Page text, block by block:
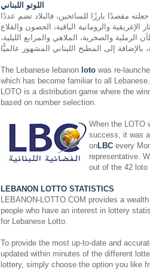
اللوتو اللبناني
مقصدًا بارزًا للسائحين، فالبلاد تضم عددًا
والرومانية الباقية، الحصون والقلاع
الرملية والصخرية، الملاهي والمرابع الليلية،
The Lebanese lebanon loto was re-
which has become familiar to all
LOTO is a distribution game where the
based on number selection.
When the LOTO
success, it was
onLBC every
representative.
out of the 42 loto
LEBANON LOTTO STATISTICS
LEBANON-LOTTO.COM provides a
people who have an interest in lottery
for Lebanese Lotto.
To provide the most up-to-date and
updated within minutes of the different
lottery, simply choose the option you like